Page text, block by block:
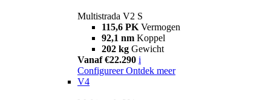
Multistrada V2 S
115,6 PK Vermogen
92,1 nm Koppel
202 kg Gewicht
Vanaf €22.290 i
Configureer Ontdek meer
V4